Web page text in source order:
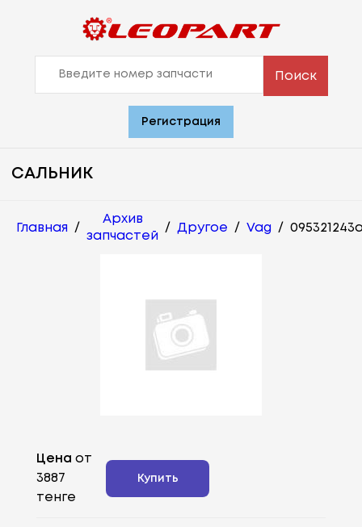
Поиск
Регистрация
САЛЬНИК
Главная /
Архив
запчастей
/ Другое / Vag /
Цена от
3887
тенге
Купить